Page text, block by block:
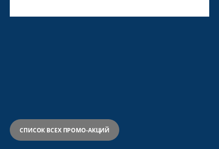
СПИСОК ВСЕХ ПРОМО-АКЦИЙ